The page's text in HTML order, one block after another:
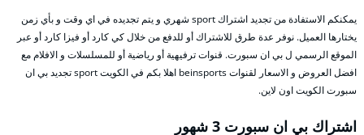
يمكنكم الاستفادة من تجديد اشتراك sport شهري و يتم تجديده في اي وقت و بأي زمن
يختارها العميل. نوفر عدة طرق للاشتراك أو للدفع من خلال كي كارد أو فيزا كارد أو عبر
الموقع الرسمي ل بي ان سبورت. قنوات ترفيهية أو رياضية أو للمسلسلات و الافلام مع
افضل العروض و الاسعار لقنوات beinsports اهلا بكم في الكويت sport تجديد بي ان
سبورت الكويت اون لاين.
اشتراك بي ان سبورت 3 شهور